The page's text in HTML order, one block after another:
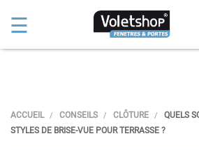
Basculer
la
☰
ACCUEIL CONSEILS CLÔTURE
QUELS
STYLES DE BRISE-VUE POUR TERRASSE ?